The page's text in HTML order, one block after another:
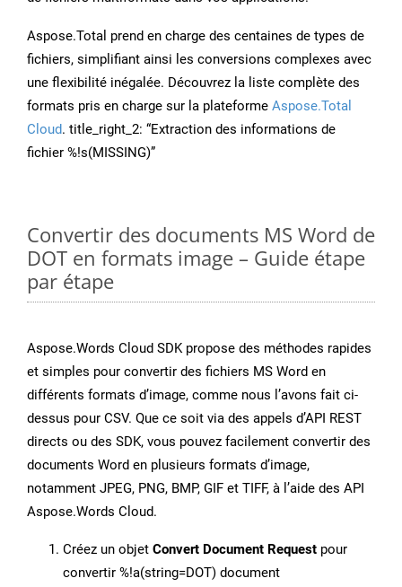
Aspose.Total prend en charge des centaines de types de
fichiers, simplifiant ainsi les conversions complexes avec
une flexibilité inégalée. Découvrez la liste complète des
formats pris en charge sur la plateforme Aspose.Total
Cloud. title_right_2: “Extraction des informations de
fichier %!s(MISSING)”
Convertir des documents MS Word de
DOT en formats image – Guide étape
par étape
Aspose.Words Cloud SDK propose des méthodes rapides
et simples pour convertir des fichiers MS Word en
différents formats d’image, comme nous l’avons fait ci-
dessus pour CSV. Que ce soit via des appels d’API REST
directs ou des SDK, vous pouvez facilement convertir des
documents Word en plusieurs formats d’image,
notamment JPEG, PNG, BMP, GIF et TIFF, à l’aide des API
Aspose.Words Cloud.
Créez un objet Convert Document Request pour
convertir %!a(string=DOT) document